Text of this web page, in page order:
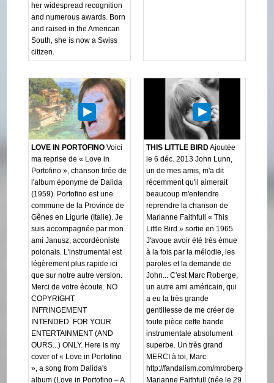
her widespread recognition
and numerous awards. Born
and raised in the American
South, she is now a Swiss
citizen.
LOVE IN PORTOFINO Voici
ma reprise de « Love in
Portofino », chanson tirée de
l'album éponyme de Dalida
(1959). Portofino est une
commune de la Province de
Gênes en Ligurie (Italie). Je
suis accompagnée par mon
ami Janusz, accordéoniste
polonais. L'instrumental est
légèrement plus rapide ici
que sur notre autre version.
Merci de votre écoute. NO
COPYRIGHT
INFRINGEMENT
INTENDED. FOR YOUR
ENTERTAINMENT (AND
OURS...) ONLY. Here is my
cover of « Love in Portofino
», a song from Dalida's
album (Love in Portofino – A
THIS LITTLE BIRDAjoutée
le 6 déc. 2013 John Lunn,
un de mes amis, m'a dit
récemment qu'il aimerait
beaucoup m'entendre
reprendre la chanson de
Marianne Faithfull « This
Little Bird » sortie en 1965.
J'avoue avoir été très émue
à la fois par la mélodie, les
paroles et la demande de
John... C'est Marc Roberge,
un autre ami américain, qui
a eu la très grande
gentillesse de me créer de
toute pièce cette bande
instrumentale absolument
superbe. Un très grand
MERCI à toi, Marc
http://fandalism.com/mroberge
Marianne Faithfull (née le 29